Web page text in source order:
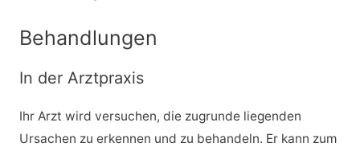
Behandlungen
In der Arztpraxis
Ihr Arzt wird versuchen, die zugrunde liegenden
Ursachen zu erkennen und zu behandeln. Er kann zum